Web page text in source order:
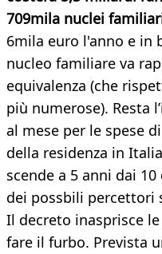
709mila nuclei
6mila euro l'anno e in
nucleo familiare va
equivalenza (che
più numerose). Resta
al mese per le spese
della residenza in
scende a 5 anni dai
dei possbili percettori
Il decreto inasprisce
fare il furbo. Prevista